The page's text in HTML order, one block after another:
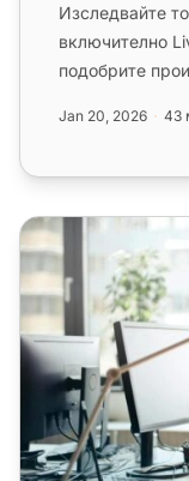
Изследвайте
включително
подобрите
Jan 20, 2026 43
Топ 10 софтуер